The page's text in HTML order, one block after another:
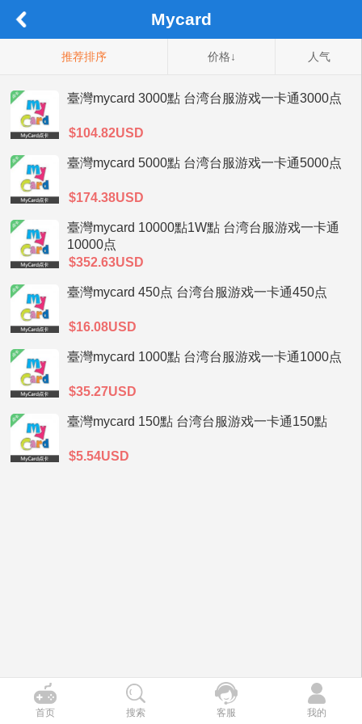
Mycard
推荐排序 价格↓ 人气
臺灣mycard 3000點 台湾台服游戏一卡通3000点
$104.82USD
臺灣mycard 5000點 台湾台服游戏一卡通5000点
$174.38USD
臺灣mycard 10000點1W點 台湾台服游戏一卡通
10000点
$352.63USD
臺灣mycard 450点 台湾台服游戏一卡通450点
$16.08USD
臺灣mycard 1000點 台湾台服游戏一卡通1000点
$35.27USD
臺灣mycard 150點 台湾台服游戏一卡通150點
$5.54USD
首页 搜索 客服 我的